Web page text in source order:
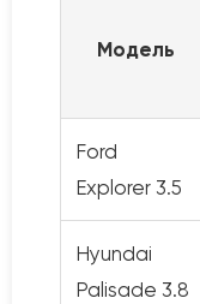
Модель
Ford
Explorer 3.5
Hyundai
Palisade 3.8